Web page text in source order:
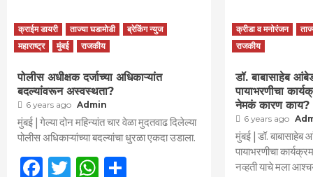
क्राईम डायरी ताज्या घडामोडी
ब्रेकिंग न्युज
महाराष्ट्र
मुंबई राजकीय
पोलीस अधीक्षक दर्जाच्या अधिकाऱ्यांत
बदल्यांवरून अस्वस्थता?
6 years ago Admin
मुंबई | गेल्या दोन महिन्यांत चार वेळा मुदतवाढ दिलेल्या
पोलीस अधिकाऱ्यांच्या बदल्यांचा धुरळा एकदा उडाला.
Facebook
TwitterWhatsApp
क्रीडा व मनोरंजन
राजकीय
डॉ. बाबासाहेब
पायाभरणीचा
नेमकं कारण काय?
6 years ago
मुंबई | डॉ. बाबासाहेब
पायाभरणीचा
नव्हती याचे मला